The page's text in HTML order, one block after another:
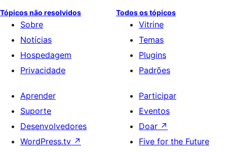
Tópicos não resolvidos Todos os tópicos
Sobre
Notícias
Hospedagem
Privacidade
Vitrine
Temas
Plugins
Padrões
Aprender
Suporte
Desenvolvedores
WordPress.tv ↗
Participar
Eventos
Doar ↗
Five for the Future